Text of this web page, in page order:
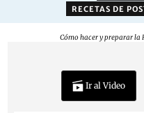
RECETAS DE
Cómo hacer y preparar la
Ir al Video